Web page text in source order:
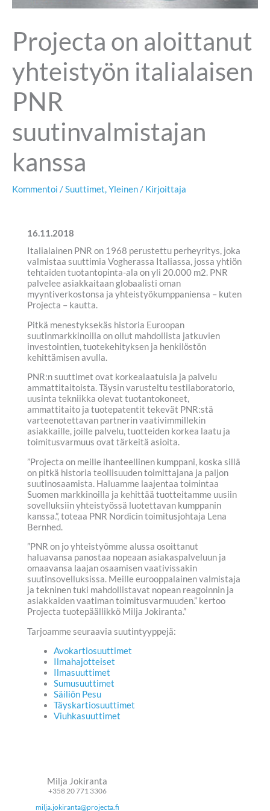
Projecta on aloittanut
yhteistyön italialaisen
PNR
suutinvalmistajan
kanssa
Kommentoi /Suuttimet,Yleinen/ Kirjoittaja
16.11.2018
Italialainen PNR on 1968 perustettu perheyritys, joka
valmistaa suuttimia Vogherassa Italiassa, jossa yhtiön
tehtaiden tuotantopinta-ala on yli 20.000 m2. PNR
palvelee asiakkaitaan globaalisti oman
myyntiverkostonsa ja yhteistyökumppaniensa – kuten
Projecta – kautta.
Pitkä menestyksekäs historia Euroopan
suutinmarkkinoilla on ollut mahdollista jatkuvien
investointien, tuotekehityksen ja henkilöstön
kehittämisen avulla.
PNR:n suuttimet ovat korkealaatuisia ja palvelu
ammattitaitoista. Täysin varusteltu testilaboratorio,
uusinta tekniikka olevat tuotantokoneet,
ammattitaito ja tuotepatentit tekevät PNR:stä
varteenotettavan partnerin vaativimmillekin
asiakkaille, joille palvelu, tuotteiden korkea laatu ja
toimitusvarmuus ovat tärkeitä asioita.
”Projecta on meille ihanteellinen kumppani, koska sillä
on pitkä historia teollisuuden toimittajana ja paljon
suutinosaamista. Haluamme laajentaa toimintaa
Suomen markkinoilla ja kehittää tuotteitamme uusiin
sovelluksiin yhteistyössä luotettavan kumppanin
kanssa.”, toteaa PNR Nordicin toimitusjohtaja Lena
Bernhed.
”PNR on jo yhteistyömme alussa osoittanut
haluavansa panostaa nopeaan asiakaspalveluun ja
omaavansa laajan osaamisen vaativissakin
suutinsovelluksissa. Meille eurooppalainen valmistaja
ja tekninen tuki mahdollistavat nopean reagoinnin ja
asiakkaiden vaatiman toimitusvarmuuden.” kertoo
Projecta tuotepäällikkö Milja Jokiranta.”
Tarjoamme seuraavia suutintyyppejä:
Avokartiosuuttimet
Ilmahajotteiset
Ilmasuuttimet
Sumusuuttimet
Säiliön Pesu
Täyskartiosuuttimet
Viuhkasuuttimet
Milja Jokiranta
+358 20 771 3306
milja.jokiranta@projecta.fi